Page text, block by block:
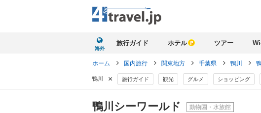
海外
旅行ガイド ホテル ツアー
ホーム 国内旅行 関東地方 千葉県 鴨川
鴨川 × 旅行ガイド 観光 グルメ ショッピング
鴨川シーワールド 動物園・水族館